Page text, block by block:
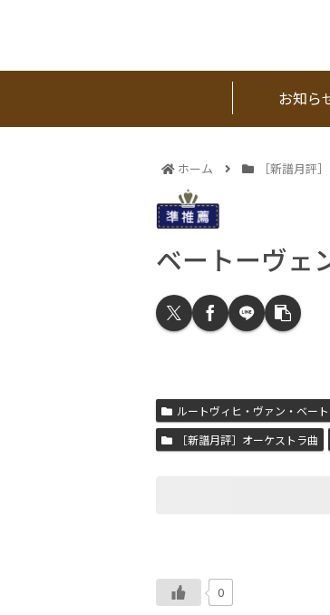
お知ら
ホーム ［新譜月評
ベートーヴェ
ルートヴィヒ・ヴァン・ベー
［新譜月評］オーケストラ曲
0